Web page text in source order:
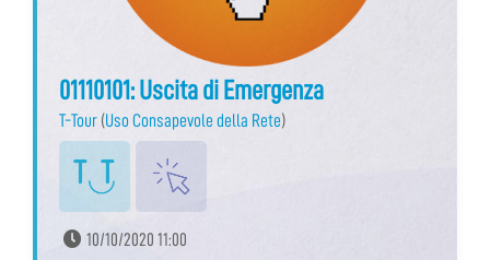
01110101: Uscita di Emergenza
T-Tour (Uso Consapevole della Rete)
10/10/2020 11:00